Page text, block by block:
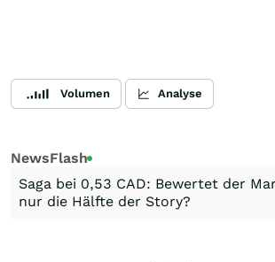
Volumen Analyse
NewsFlash
Saga bei 0,53 CAD: Bewertet der
nur die Hälfte der Story?